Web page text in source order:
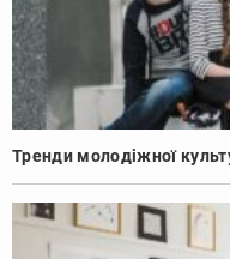
Тренди молодіжної